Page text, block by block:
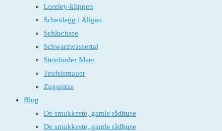
Loreley-klippen
Scheidegg i Allgäu
Schluchsee
Schwarzwassertal
Steinhuder Meer
Teufelsmauer
Zugspitze
Blog
De smukkeste, gamle rådhuse
De smukkeste, gamle rådhuse